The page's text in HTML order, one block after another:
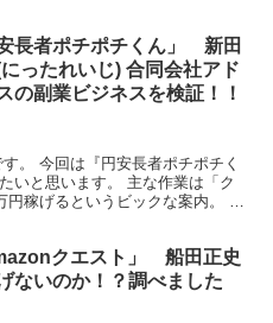
安長者ポチポチくん」 新田
たれいじ) 合同会社アド
の副業ビジネスを検証！！
。 今回は『円安長者ポチポチく
いと思います。 主な作業は「ク
稼げるというビックな案内。 限
クエスト」 船田正史
ないのか！？調べました